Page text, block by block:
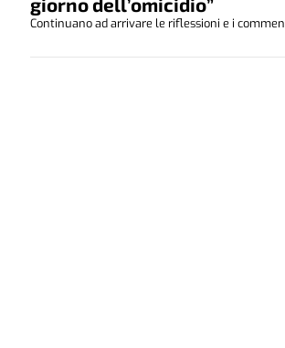
Continuano ad arrivare le riflessioni e i